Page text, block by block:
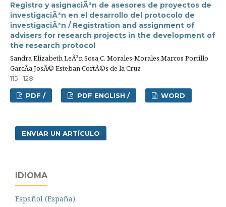
Registro y asignaciÃ³n de asesores de proyectos de
investigaciÃ³n en el desarrollo del protocolo de
investigaciÃ³n / Registration and assignment of
advisers for research projects in the development of
the research protocol
Sandra Elizabeth LeÃ³n Sosa,C. Morales-Morales,Marcos Portillo
GarcÃ­a,JosÃ© Esteban CortÃ©s de la Cruz
115 - 128
PDF / PDF ENGLISH / WORD
ENVIAR UN ARTÍCULO
IDIOMA
Español (España)